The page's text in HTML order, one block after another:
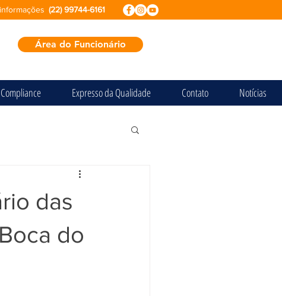
(22) 99744-6161
Área do Funcionário
Compliance Expresso da Qualidade Contato Notícias
das
do